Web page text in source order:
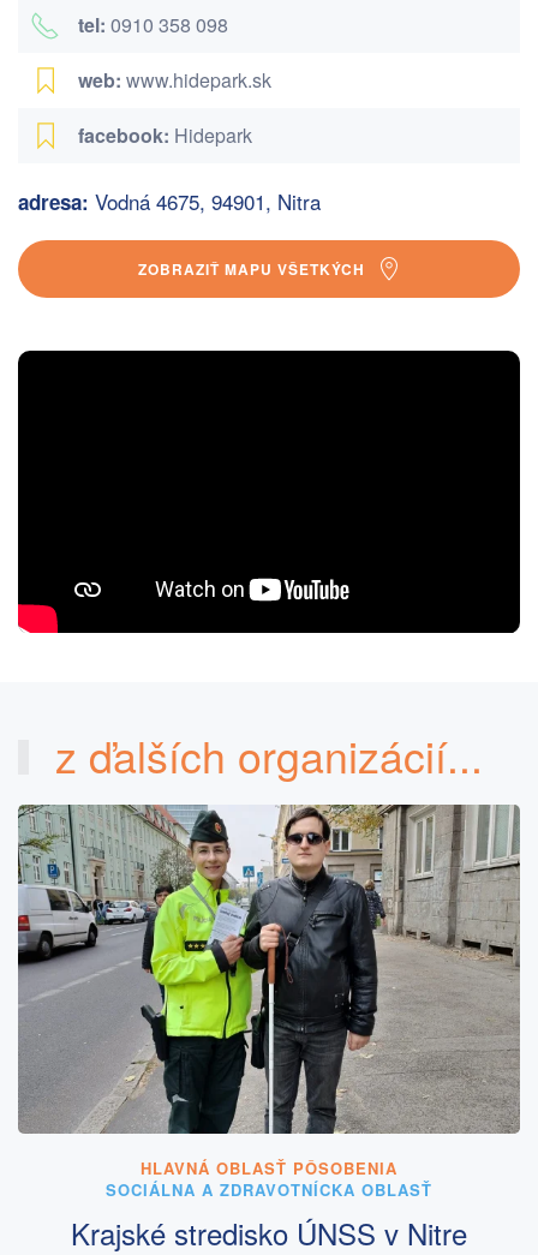
tel: 0910 358 098
web: www.hidepark.sk
facebook: Hidepark
adresa: Vodná 4675, 94901, Nitra
ZOBRAZIŤ MAPU VŠETKÝCH
z ďalších organizácií...
HLAVNÁ OBLASŤ PÔSOBENIA
SOCIÁLNA A ZDRAVOTNÍCKA OBLASŤ
Krajské stredisko ÚNSS v Nitre